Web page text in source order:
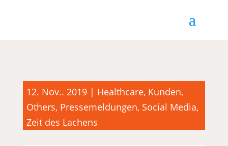
12. Nov.. 2019| Healthcare, Kunden,
Others, Pressemeldungen, Social Media,
Zeit des Lachens